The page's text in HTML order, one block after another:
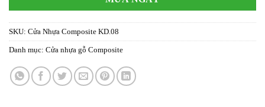
SKU: Cửa Nhựa Composite KD.08
Danh mục: Cửa nhựa gỗ Composite